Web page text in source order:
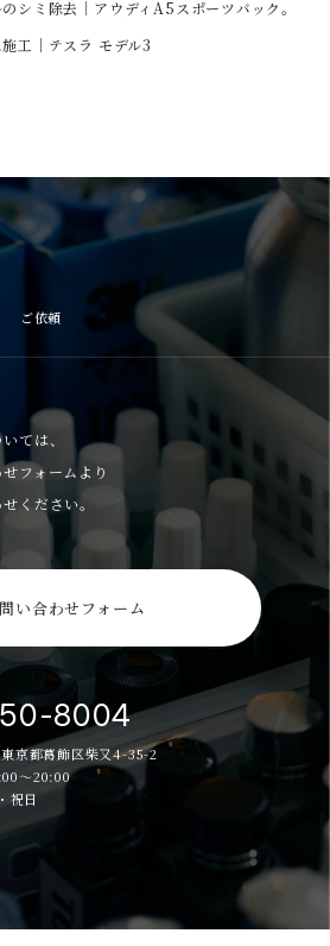
シミ除去｜アウディA5スポーツバック。
工｜テスラ モデル3
ご依頼
ては、
フォームより
ください。
い合わせフォーム
8004
京都葛飾区柴又4-35-2
～20:00
祝日